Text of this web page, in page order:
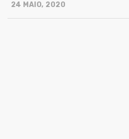
24 MAIO, 2020